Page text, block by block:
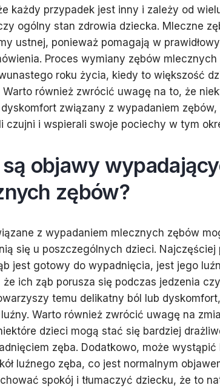
każdy przypadek jest inny i zależy od
ogólny stan zdrowia dziecka. Mleczne
ustnej, ponieważ pomagają w
Proces wymiany zębów mlecznych
roku życia, kiedy to większość
Warto również zwrócić uwagę na to, że
związany z wypadaniem
czujni i wspierali swoje pociechy w tym
objawy
zębów?
z wypadaniem mlecznych zębów
się u poszczególnych dzieci. Najczęściej
jest gotowy do wypadnięcia, jest jego
ich ząb porusza się podczas jedzenia
temu delikatny ból lub
Warto również zwrócić uwagę na
dzieci mogą stać się bardziej
zęba. Dodatkowo, może wystąpić
luźnego zęba, co jest normalnym
spokój i tłumaczyć dziecku, że to